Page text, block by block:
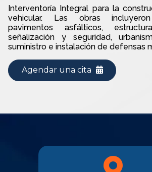
Interventoría Integral para la
vehicular. Las obras incluyeron
pavimentos asfálticos,
señalización y seguridad,
suministro e instalación de defensas
Agendar una cita